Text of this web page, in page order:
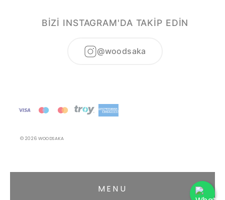
MENU
BİZİ INSTAGRAM'DA TAKİP EDİN
@woodsaka
© 2026 WOODSAKA